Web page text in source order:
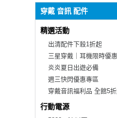
穿戴 音訊 配件
精選活動
出清配件下殺1折起
三星穿戴｜耳機限時優惠
炎炎夏日出遊必備
週三快閃優惠專區
穿戴音訊福利品 全館5
行動電源